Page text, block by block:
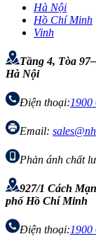
Hà Nội
Hồ Chí Minh
Vinh
Tầng 4, Tòa
Hà Nội
Điện thoại:1900
Email:
Phản ánh chất
927/1 Cách
phố Hồ Chí Minh
Điện thoại:1900